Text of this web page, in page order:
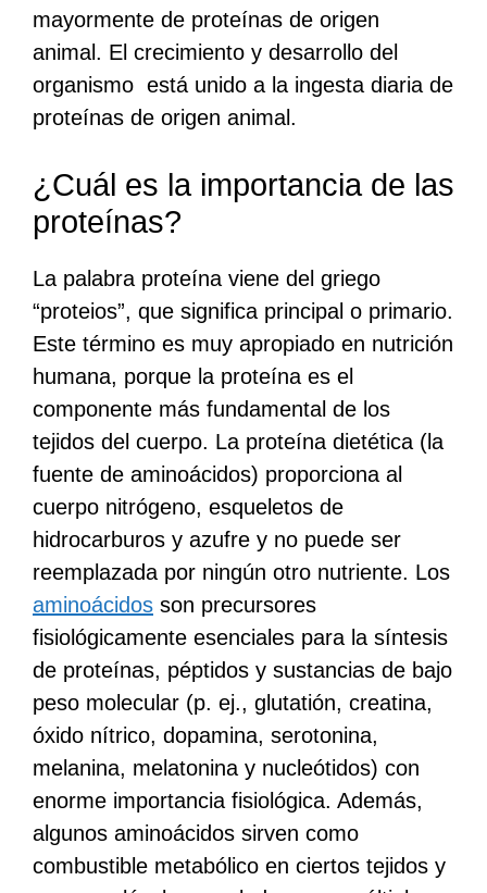
mayormente de proteínas de origen
animal. El crecimiento y desarrollo del
organismo está unido a la ingesta diaria de
proteínas de origen animal.
¿Cuál es la importancia de las
proteínas?
La palabra proteína viene del griego
“proteios”, que significa principal o primario.
Este término es muy apropiado en nutrición
humana, porque la proteína es el
componente más fundamental de los
tejidos del cuerpo. La proteína dietética (la
fuente de aminoácidos) proporciona al
cuerpo nitrógeno, esqueletos de
hidrocarburos y azufre y no puede ser
reemplazada por ningún otro nutriente. Los
aminoácidos son precursores
fisiológicamente esenciales para la síntesis
de proteínas, péptidos y sustancias de bajo
peso molecular (p. ej., glutatión, creatina,
óxido nítrico, dopamina, serotonina,
melanina, melatonina y nucleótidos) con
enorme importancia fisiológica. Además,
algunos aminoácidos sirven como
combustible metabólico en ciertos tejidos y